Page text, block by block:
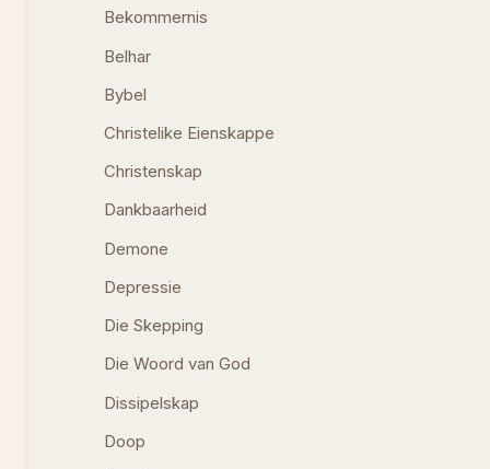
Bekommernis
Belhar
Bybel
Christelike Eienskappe
Christenskap
Dankbaarheid
Demone
Depressie
Die Skepping
Die Woord van God
Dissipelskap
Doop